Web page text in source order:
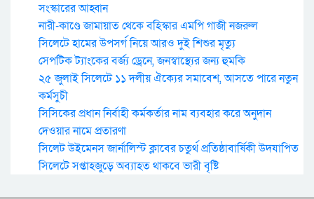
সংস্কারের আহ্বান
নারী-কাণ্ডে জামায়াত থেকে বহিস্কার এমপি গাজী নজরুল
সিলেটে হামের উপসর্গ নিয়ে আরও দুই শিশুর মৃত্যু
সেপটিক ট্যাংকের বর্জ্য ড্রেনে, জনস্বাস্থ্যের জন্য হুমকি
২৫ জুলাই সিলেটে ১১ দলীয় ঐক্যের সমাবেশ, আসতে পারে নতুন
কর্মসুচী
সিসিকের প্রধান নির্বাহী কর্মকর্তার নাম ব্যবহার করে অনুদান
দেওয়ার নামে প্রতারণা
সিলেট উইমেনস জার্নালিস্ট ক্লাবের চতুর্থ প্রতিষ্ঠাবার্ষিকী উদযাপিত
সিলেটে সপ্তাহজুড়ে অব্যাহত থাকবে ভারী বৃষ্টি